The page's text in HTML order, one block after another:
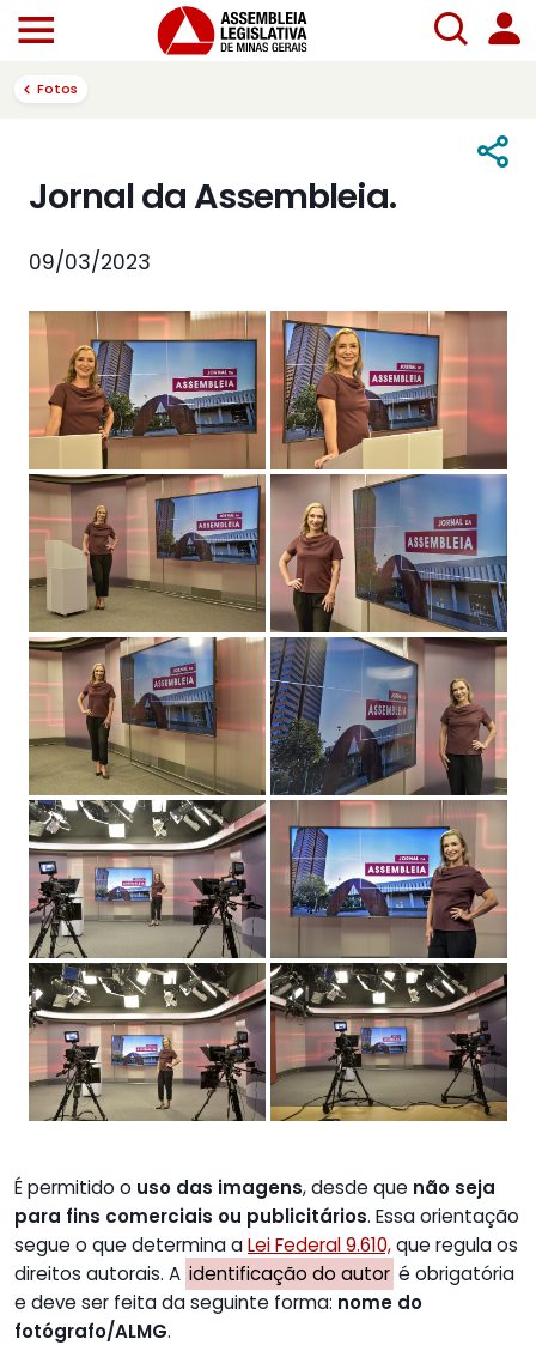
Fotos
Jornal da Assembleia.
09/03/2023
É permitido o uso das imagens, desde que não seja
para fins comerciais ou publicitários. Essa orientação
segue o que determina aLei Federal 9.610,que regula os
direitos autorais. A identificação do autor é obrigatória
e deve ser feita da seguinte forma: nome do
fotógrafo/ALMG.